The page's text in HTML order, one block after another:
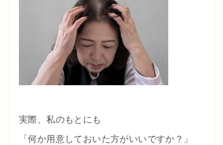
実際、私のもとにも
「何か用意しておいた方がいいですか？」